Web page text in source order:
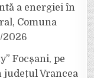
a energiei în
Comuna
2026
Focșani, pe
Vrancea